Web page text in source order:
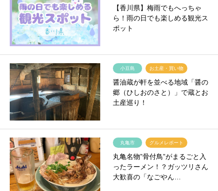
【香川県】梅雨でもへっちゃ
ら！雨の日でも楽しめる観光ス
ポット
小豆島 お土産・買い物
醤油蔵が軒を並べる地域「醤の
郷（ひしおのさと）」で蔵とお
土産巡り！
丸亀市 グルメレポート
丸亀名物”骨付鳥”がまるごと入
ったラーメン！？ガッツリさん
大歓喜の「なごやん…